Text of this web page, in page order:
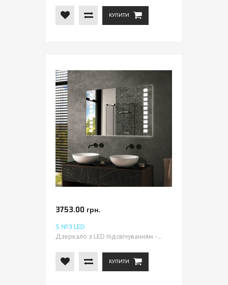
КУПИТИ
3753.00 грн.
S №3 LED
Дзеркало з LED підсвічуванням -...
КУПИТИ